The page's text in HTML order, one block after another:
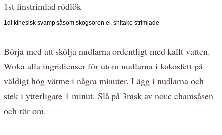
1st finstrimlad rödlök
1dl kinesisk svamp såsom skogsöron el. shitake strimlade
Börja med att skölja nudlarna ordentligt med kallt vatten.
Woka alla ingridienser för utom nudlarna i kokosfett på
väldigt hög värme i några minuter. Lägg i nudlarna och
stek i ytterligare 1 minut. Slå på 3msk av nouc chamsåsen
och rör om.